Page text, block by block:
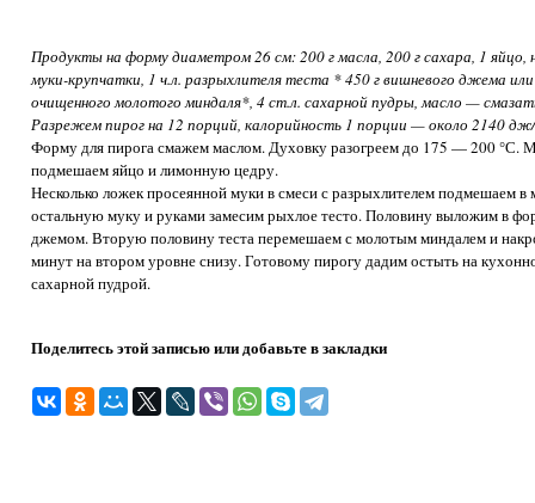
Продукты на форму диаметром 26 см: 200 г масла, 200 г сахара, 1
муки-крупчатки, 1 ч.л. разрыхлителя теста * 450 г вишневого джема
очищенного молотого миндаля*, 4 ст.л. сахарной пудры, масло —
Разрежем пирог на 12 порций, калорийность 1 порции — около 2140
Форму для пирога смажем маслом. Духовку разогреем до 175 — 200 °С.
подмешаем яйцо и лимонную цедру.
Несколько ложек просеянной муки в смеси с разрыхлителем подмешаем
остальную муку и руками замесим рыхлое тесто. Половину выложим в
джемом. Вторую половину теста перемешаем с молотым миндалем и
минут на втором уровне снизу. Готовому пирогу дадим остыть на
сахарной пудрой.
Поделитесь этой записью или добавьте в закладки